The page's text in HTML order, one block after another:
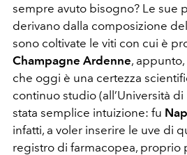
sempre avuto bisogno? Le sue
derivano dalla composizione
sono coltivate le viti con cui è
Champagne Ardenne, appunto,
che oggi è una certezza
continuo studio (all’Università di
stata semplice intuizione: fu
infatti, a voler inserire le uve di
registro di farmacopea, proprio